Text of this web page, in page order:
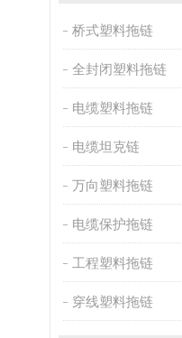
桥式塑料拖链
全封闭塑料拖链
电缆塑料拖链
电缆坦克链
万向塑料拖链
电缆保护拖链
工程塑料拖链
穿线塑料拖链